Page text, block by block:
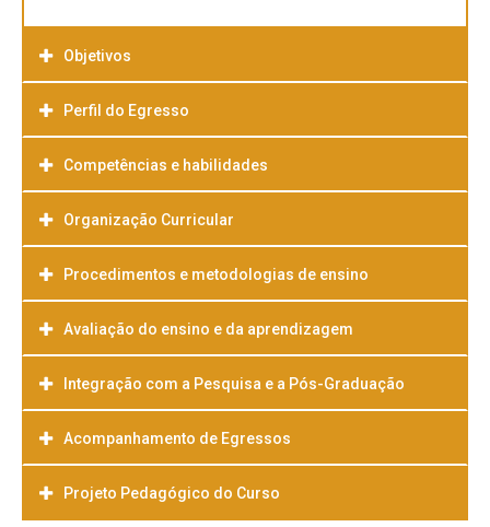
Objetivos
Perfil do Egresso
Competências e habilidades
Organização Curricular
Procedimentos e metodologias de ensino
Avaliação do ensino e da aprendizagem
Integração com a Pesquisa e a Pós-Graduação
Acompanhamento de Egressos
Projeto Pedagógico do Curso